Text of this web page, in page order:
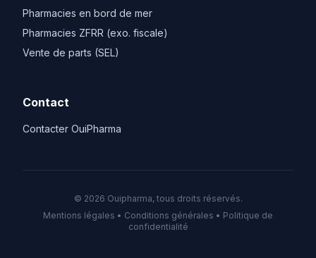
Pharmacies en bord de mer
Pharmacies ZFRR (exo. fiscale)
Vente de parts (SEL)
Contact
Contacter OuiPharma
© 2026 Ouipharma, tous droits réservés.
Mentions légales • Conditions générales • Politique de
confidentialité